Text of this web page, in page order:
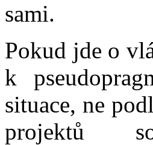
sami.
Pokud jde o
k
situace, ne
projektů